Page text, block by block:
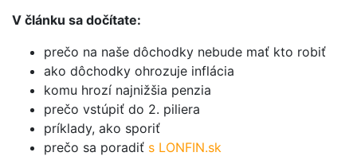
V článku sa dočítate:
prečo na naše dôchodky nebude mať kto robiť
ako dôchodky ohrozuje inflácia
komu hrozí najnižšia penzia
prečo vstúpiť do 2. piliera
príklady, ako sporiť
prečo sa poradiť s LONFIN.sk